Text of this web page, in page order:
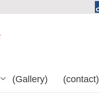
(Gallery) (contact)